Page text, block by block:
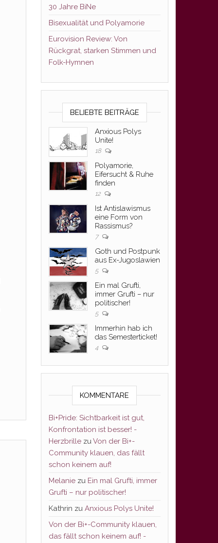
30 Jahre BiNe
Bisexualität und Polyamorie
Eurovision Review: Von
Rückgrat, starken Stimmen und
Folk-Hymnen
BELIEBTE BEITRÄGE
Anxious Polys
Unite!
18
Polyamorie,
Eifersucht & Ruhe
finden
12
Ist Antislawismus
eine Form von
Rassismus?
7
Goth und Postpunk
aus Ex-Jugoslawien
5
Ein mal Grufti,
immer Grufti – nur
politischer!
5
Immerhin hab ich
das Semesterticket!
4
KOMMENTARE
Bi+Pride: Sichtbarkeit ist gut,
Konfrontation ist besser! -
HerzbrillezuVon der Bi+-
Community klauen, das fällt
schon keinem auf!
Melaniezu Ein mal Grufti, immer
Grufti – nur politischer!
Kathrin zu Anxious Polys Unite!
Von der Bi+-Community klauen,
das fällt schon keinem auf! -